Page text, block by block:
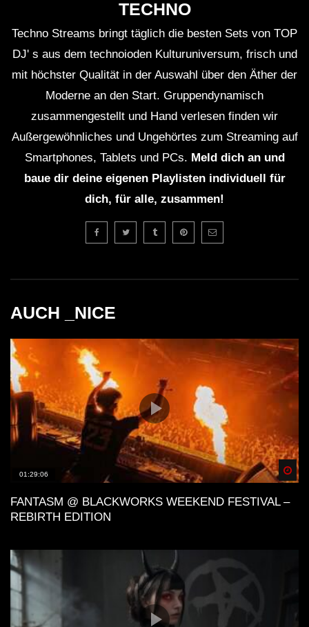
TECHNO
Techno Streams bringt täglich die besten Sets von TOP
DJ' s aus dem technoioden Kulturuniversum, frisch und
mit höchster Qualität in der Auswahl über den Äther der
Moderne an den Start. Gruppendynamisch
zusammengestellt und Hand verlesen finden wir
Außergewöhnliches und Ungehörtes zum Streaming auf
Smartphones, Tablets und PCs. Meld dich an und
baue dir deine eigenen Playlisten individuell für
dich, für alle, zusammen!
AUCH _NICE
01:29:06
FANTASM @ BLACKWORKS WEEKEND FESTIVAL –
REBIRTH EDITION